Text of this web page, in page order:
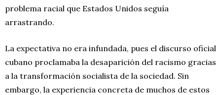
problema racial que Estados Unidos seguía
arrastrando.
La expectativa no era infundada, pues el discurso oficial
cubano proclamaba la desaparición del racismo gracias
a la transformación socialista de la sociedad. Sin
embargo, la experiencia concreta de muchos de estos